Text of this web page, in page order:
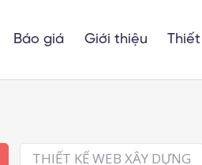
Báo giá Giới thiệu
THIẾT KẾ WEB XÂY DỰNG